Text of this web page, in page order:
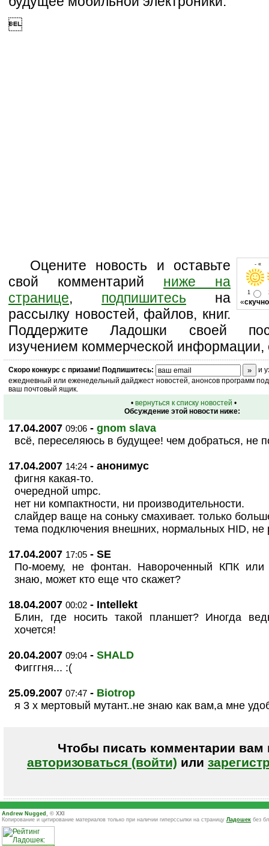

- «
1
«скучно
Оцените новость и оставьте
свой комментарий ниже на
странице, подпишитесь на
рассылку новостей, файлов, книг.
Поддержите Ладошки своей
изучением коммерческой
Скоро конкурс с призами! Подпишитесь:
и
ежедневный или еженедельный дайджест новостей, анонсов программ
ваш почтовый ящик.
• вернуться к списку новостей •
Обсуждение этой новости ниже:
17.04.2007 09:06 - gnom slava
всё, переселяюсь в будущее! чем добраться, не
17.04.2007 14:24 - анонимус
фигня какая-то.
очередной umpc.
нет ни компактности, ни производительности.
слайдер ваще на соньку смахивает. только
тема подключения внешних, нормальных HID, не
17.04.2007 17:05 - SE
По-моему, не фонтан. Навороченный КПК или
знаю, может кто еще что скажет?
18.04.2007 00:02 - Intellekt
Блин, где носить такой планшет? Иногда
хочется!
20.04.2007 09:04 - SHALD
Фигггня... :(
25.09.2007 07:47 - Biotrop
я 3 х мертовый мутант..не знаю как вам,а мне
Чтобы писать комментарии вам
авторизоваться (войти) или
Andrew Nugged , © XXI
Копирование и цитирование материалов только при наличии гиперссылки на страницу Ладошек без